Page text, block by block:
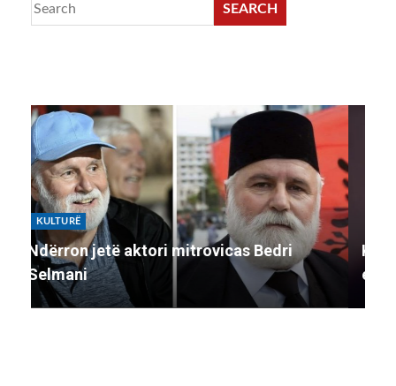
SEARCH
KULTURË
Katy Perry në “Sunny Hill”, valvit flamurin
e Kosovës